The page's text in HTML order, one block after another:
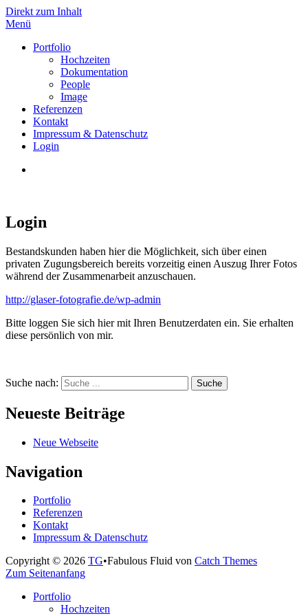
Direkt zum Inhalt
Menü
Portfolio
Hochzeiten
Dokumentation
People
Image
Referenzen
Kontakt
Impressum & Datenschutz
Login
Login
Bestandskunden haben hier die Möglichkeit, sich über einen
privaten Zugungsbereich bereits vorzeitig einen Auszug Ihrer Fotos
während der Zusammenarbeit anzuschauen.
http://glaser-fotografie.de/wp-admin
Bitte loggen Sie sich hier mit Ihren Benutzerdaten ein. Sie erhalten
diese persönlich von mir.
Suche nach: Suche
Neueste Beiträge
Neue Webseite
Navigation
Portfolio
Referenzen
Kontakt
Impressum & Datenschutz
Copyright © 2026 TG•Fabulous Fluid von Catch Themes
Zum Seitenanfang
Portfolio
Hochzeiten